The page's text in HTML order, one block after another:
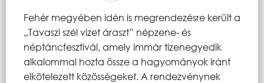
Fehér megyében idén is megrendezésre került a
„Tavaszi szél vizet áraszt” népzene- és
néptáncfesztivál, amely immár tizenegyedik
alkalommal hozta össze a hagyományok iránt
elkötelezett közösségeket. A rendezvénynek